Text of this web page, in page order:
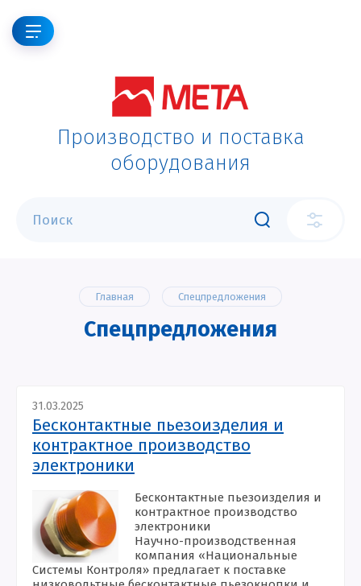
Производство и поставка
оборудования
Главная Спецпредложения
Спецпредложения
31.03.2025
Бесконтактные пьезоизделия и
контрактное производство
электроники
Бесконтактные пьезоизделия и
контрактное производство
электроники
Научно-производственная
компания «Национальные
Системы Контроля» предлагает к поставке